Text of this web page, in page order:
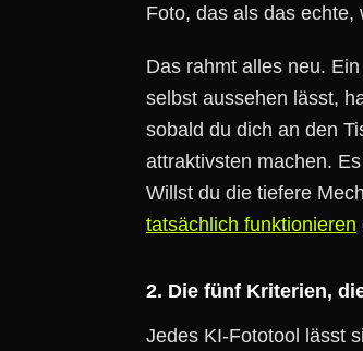
Foto, das als das echte,
Das rahmt alles neu.
selbst aussehen lässt,
sobald du dich an den
attraktivsten machen.
Willst du die tiefere
tatsächlich funktionieren
2. Die fünf Kriterien,
Jedes KI-Fototool lässt